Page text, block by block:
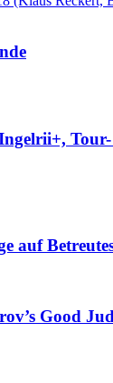
auf
Good